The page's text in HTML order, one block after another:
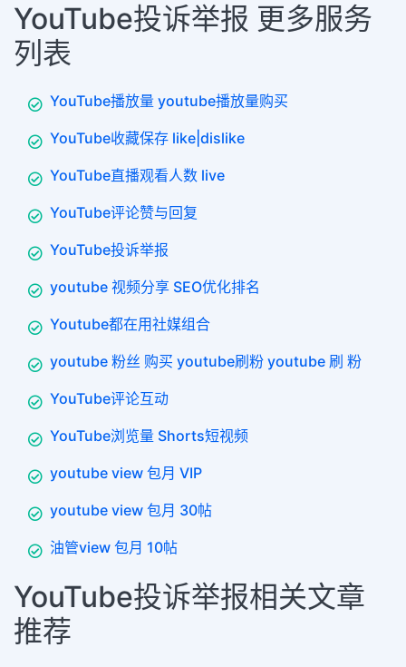
YouTube投诉举报 更多服务
列表
YouTube播放量 youtube播放量购买
YouTube收藏保存 like|dislike
YouTube直播观看人数 live
YouTube评论赞与回复
YouTube投诉举报
youtube 视频分享 SEO优化排名
Youtube都在用社媒组合
youtube 粉丝 购买 youtube刷粉 youtube 刷 粉
YouTube评论互动
YouTube浏览量 Shorts短视频
youtube view 包月 VIP
youtube view 包月 30帖
油管view 包月 10帖
YouTube投诉举报相关文章
推荐